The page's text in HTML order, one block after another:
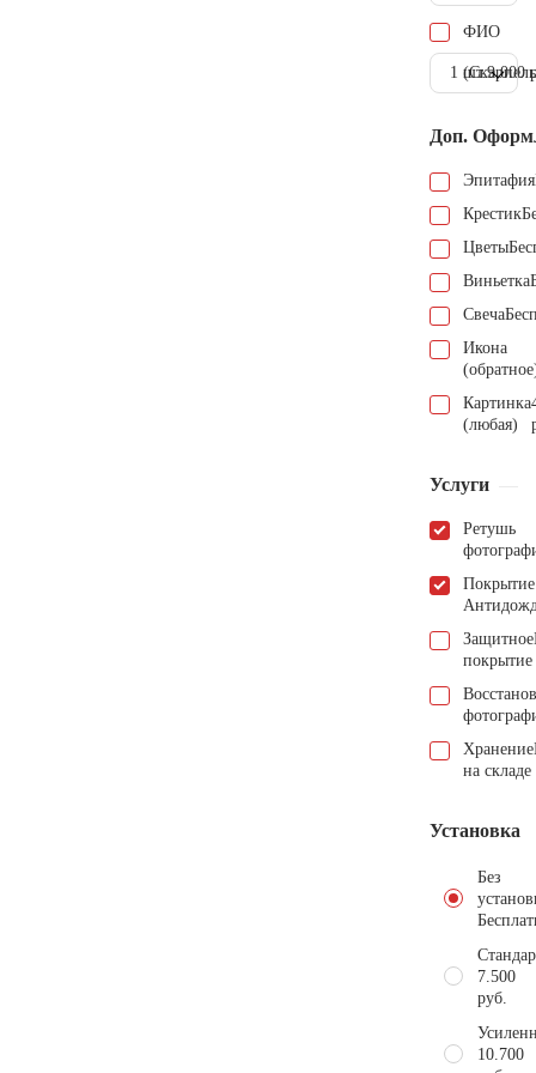
ФИО
1 шт.9.000
Доп.
Эпитафия
Крестик
Цветы
Виньетка
Свеча
Икона
Картинка
(любая)
Услуги
Ретушь
Покрытие
Защитное
покрытие
Хранение
на складе
Установка
Без
7.500
руб.
10.700